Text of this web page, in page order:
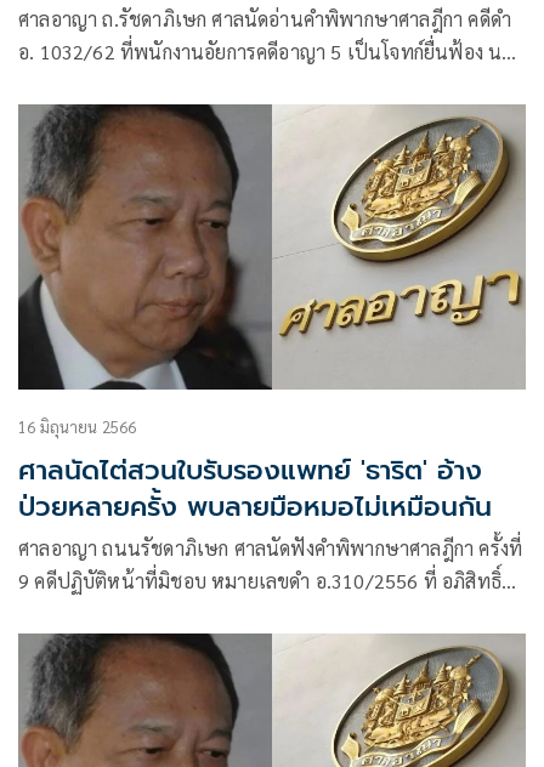
ศาลอาญา ถ.รัชดาภิเษก ศาลนัดอ่านคำพิพากษาศาลฎีกา คดีดำ
อ. 1032/62 ที่พนักงานอัยการคดีอาญา 5 เป็นโจทก์ยื่นฟ้อง นาย
จำเลย ฐานกระทำผิด ตามพ.ร.บ.ว่าด้วยการกระทำความผิดเกี่ยว
กับคอมพิวเตอร์ พ.ศ. 2550 มาตรา 14 (4)
16 มิถุนายน 2566
ศาลนัดไต่สวนใบรับรองแพทย์ 'ธาริต' อ้าง
ป่วยหลายครั้ง พบลายมือหมอไม่เหมือนกัน
ศาลอาญา ถนนรัชดาภิเษก ศาลนัดฟังคำพิพากษาศาลฎีกา ครั้งที่
9 คดีปฏิบัติหน้าที่มิชอบ หมายเลขดำ อ.310/2556 ที่ อภิสิทธิ์
นายกรัฐมนตรี